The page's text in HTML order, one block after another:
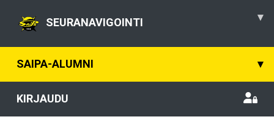
SEURANAVIGOINTI ▾
SAIPA-ALUMNI ▾
KIRJAUDU